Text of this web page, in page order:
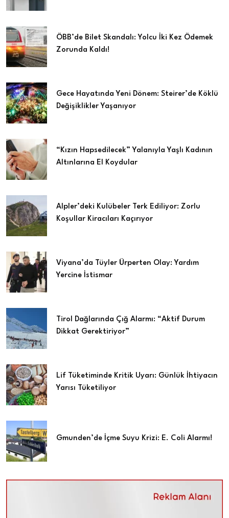
ÖBB’de Bilet Skandalı: Yolcu İki Kez Ödemek
Zorunda Kaldı!
Gece Hayatında Yeni Dönem: Steirer’de Köklü
Değişiklikler Yaşanıyor
“Kızın Hapsedilecek” Yalanıyla Yaşlı Kadının
Altınlarına El Koydular
Alpler’deki Kulübeler Terk Ediliyor: Zorlu
Koşullar Kiracıları Kaçırıyor
Viyana’da Tüyler Ürperten Olay: Yardım
Yercine İstismar
Tirol Dağlarında Çığ Alarmı: “Aktif Durum
Dikkat Gerektiriyor”
Lif Tüketiminde Kritik Uyarı: Günlük İhtiyacın
Yarısı Tüketiliyor
Gmunden’de İçme Suyu Krizi: E. Coli Alarmı!